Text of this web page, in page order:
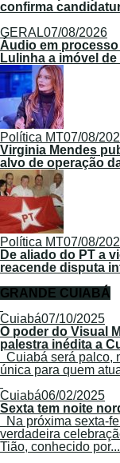
confirma
GERAL07/08/2026
Áudio em
Lulinha a imóvel
Política MT07/08/
Virginia Mendes
alvo de operação
Política MT07/08/
De aliado do PT a
reacende disputa
GRANDE CUIABÁ
Cuiabá07/10/2025
O poder do Visual
palestra inédita a
Cuiabá será palco,
única para quem
Cuiabá06/02/2025
Sexta tem noite
Na próxima sexta-
verdadeira
Tião, conhecido por...